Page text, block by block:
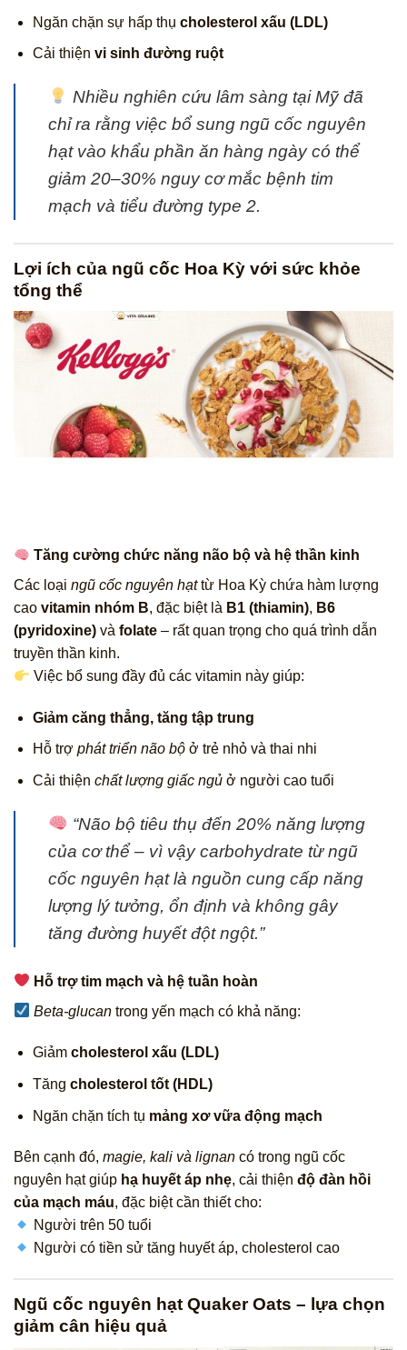
Ngăn chặn sự hấp thụ cholesterol xấu (LDL)
Cải thiện vi sinh đường ruột
Nhiều nghiên cứu lâm sàng tại Mỹ đã
chỉ ra rằng việc bổ sung ngũ cốc nguyên
hạt vào khẩu phần ăn hàng ngày có thể
giảm 20–30% nguy cơ mắc bệnh tim
mạch và tiểu đường type 2.
Lợi ích của ngũ cốc Hoa Kỳ với sức khỏe
tổng thể
Tăng cường chức năng não bộ và hệ thần kinh
Các loại ngũ cốc nguyên hạttừ Hoa Kỳ chứa hàm lượng
cao vitamin nhóm B, đặc biệt là B1 (thiamin), B6
(pyridoxine) và folate – rất quan trọng cho quá trình dẫn
truyền thần kinh.
Việc bổ sung đầy đủ các vitamin này giúp:
Giảm căng thẳng, tăng tập trung
Hỗ trợ phát triển não bộở trẻ nhỏ và thai nhi
Cải thiện chất lượng giấc ngủở người cao tuổi
“Não bộ tiêu thụ đến 20% năng lượng
của cơ thể – vì vậy carbohydrate từ ngũ
cốc nguyên hạt là nguồn cung cấp năng
lượng lý tưởng, ổn định và không gây
tăng đường huyết đột ngột.”
Hỗ trợ tim mạch và hệ tuần hoàn
Beta-glucan trong yến mạch có khả năng:
Giảm cholesterol xấu (LDL)
Tăng cholesterol tốt (HDL)
Ngăn chặn tích tụ mảng xơ vữa động mạch
Bên cạnh đó, magie, kali và lignan có trong ngũ cốc
nguyên hạt giúp hạ huyết áp nhẹ, cải thiện độ đàn hồi
của mạch máu, đặc biệt cần thiết cho:
Người trên 50 tuổi
Người có tiền sử tăng huyết áp, cholesterol cao
Ngũ cốc nguyên hạt Quaker Oats – lựa chọn
giảm cân hiệu quả